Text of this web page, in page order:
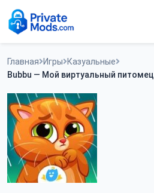
Skip
to
content
Игры
Программы
Главная Игры
Казуальные
Bubbu — Мой виртуальный питомец